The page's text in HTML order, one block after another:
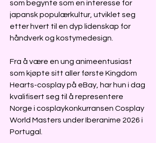
som begynte som en interesse for
japansk populærkultur, utviklet seg
etter hvert til en dyp lidenskap for
håndverk og kostymedesign.
Fra å være en ung animeentusiast
som kjøpte sitt aller første Kingdom
Hearts-cosplay på eBay, har hun i dag
kvalifisert seg til å representere
Norge i cosplaykonkurransen Cosplay
World Masters under Iberanime 2026 i
Portugal.